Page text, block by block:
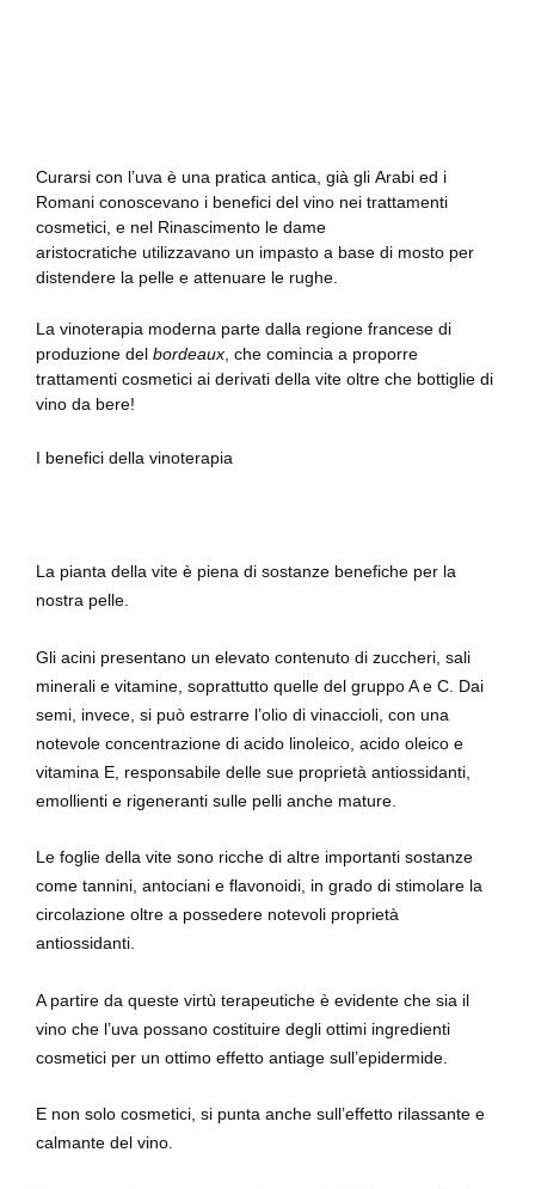
Curarsi con l’uva è una pratica antica, già gli Arabi ed i
Romani conoscevano i benefici del vino nei trattamenti
cosmetici, e nel Rinascimento le dame
aristocratiche utilizzavano un impasto a base di mosto per
distendere la pelle e attenuare le rughe.
La vinoterapia moderna parte dalla regione francese di
produzione del bordeaux , che comincia a proporre
trattamenti cosmetici ai derivati della vite oltre che bottiglie di
vino da bere!
I benefici della vinoterapia
La pianta della vite è piena di sostanze benefiche per la
nostra pelle.
Gli acini presentano un elevato contenuto di zuccheri, sali
minerali e vitamine, soprattutto quelle del gruppo A e C. Dai
semi, invece, si può estrarre l’olio di vinaccioli, con una
notevole concentrazione di acido linoleico, acido oleico e
vitamina E, responsabile delle sue proprietà antiossidanti,
emollienti e rigeneranti sulle pelli anche mature.
Le foglie della vite sono ricche di altre importanti sostanze
come tannini, antociani e flavonoidi, in grado di stimolare la
circolazione oltre a possedere notevoli proprietà
antiossidanti.
A partire da queste virtù terapeutiche è evidente che sia il
vino che l’uva possano costituire degli ottimi ingredienti
cosmetici per un ottimo effetto antiage sull’epidermide.
E non solo cosmetici, si punta anche sull’effetto rilassante e
calmante del vino.